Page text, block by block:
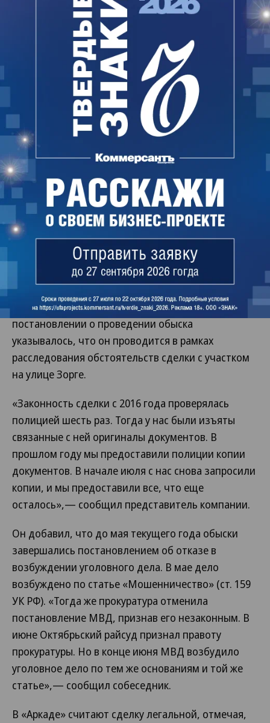
нанесенным городскому бюджету, сообщил
источник, знакомый с ходом расследования.
Как сообщал „Ъ”, в начале июля полиция провела
обыски на предприятиях нефтехимической группы
«Тау», где Дамир Мугинов является совладельцем
наряду с предпринимателем Иосифом Рутманом.
Представитель господина Рутмана тогда заявил,
что связывает действия силовиков с интересами
Башкирской содовой компании, якобы не
заинтересованной в разворачивании в регионе
конкурентного производства соды.
Вчера „Ъ” стало известно, что в тот же день
обыски прошли в управляющей компании
«Аркада», принадлежащей господину Мугинову
(управляет недвижимостью), гостинице «Тан» и в
жилищах сотрудников этих предприятий.
Собеседник в «Аркаде» сообщил, что в
постановлении о проведении обыска
указывалось, что он проводится в рамках
расследования обстоятельств сделки с участком
на улице Зорге.
«Законность сделки с 2016 года проверялась
полицией шесть раз. Тогда у нас были изъяты
связанные с ней оригиналы документов. В
прошлом году мы предоставили полиции копии
документов. В начале июля с нас снова запросили
копии, и мы предоставили все, что еще
осталось»,— сообщил представитель компании.
Он добавил, что до мая текущего года обыски
завершались постановлением об отказе в
возбуждении уголовного дела. В мае дело
возбуждено по статье «Мошенничество» (ст. 159
УК РФ). «Тогда же прокуратура отменила
постановление МВД, признав его незаконным. В
июне Октябрьский райсуд признал правоту
прокуратуры. Но в конце июня МВД возбудило
уголовное дело по тем же основаниям и той же
статье»,— сообщил собеседник.
В «Аркаде» считают сделку легальной, отмечая,